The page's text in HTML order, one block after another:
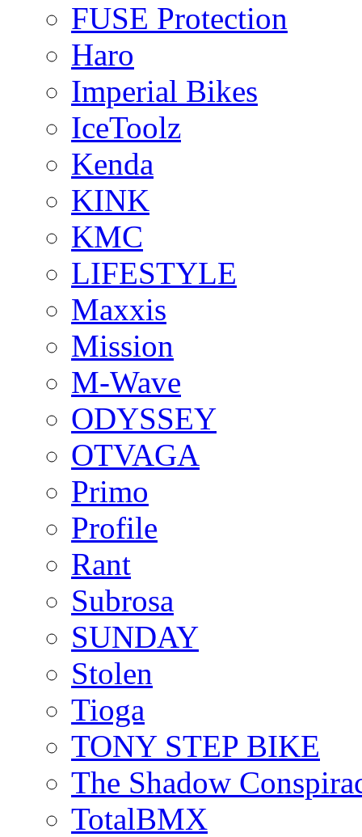
FUSE Protection
Haro
Imperial Bikes
IceToolz
Kenda
KINK
KMC
LIFESTYLE
Maxxis
Mission
M-Wave
ODYSSEY
OTVAGA
Primo
Profile
Rant
Subrosa
SUNDAY
Stolen
Tioga
TONY STEP BIKE
The Shadow
TotalBMX